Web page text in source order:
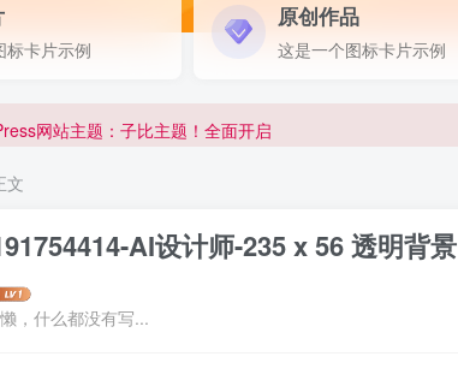
标卡片示例
原创作品
这是一个图标卡片示例
网站主题：子比主题！全面开启
网站主题：子比主题！全面开启
文
AI设计师-235 x 56 透明背景
，什么都没有写...